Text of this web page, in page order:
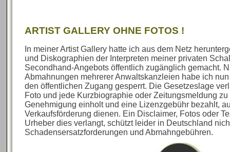
ARTIST GALLERY OHNE FOTOS !
In meiner Artist Gallery hatte ich aus dem Netz
und Diskographien der Interpreten meiner privaten
Secondhand-Angebots öffentlich zugänglich gemacht.
Abmahnungen mehrerer Anwaltskanzleien habe ich
den öffentlichen Zugang gesperrt. Die Gesetzeslage
Foto und jede Kurzbiographie oder Zeitungsmeldung
Genehmigung einholt und eine Lizenzgebühr bezahlt,
Verkaufsförderung dienen. Ein Disclaimer, Fotos oder
Urheber dies verlangt, schützt leider in Deutschland
Schadensersatzforderungen und Abmahngebühren.